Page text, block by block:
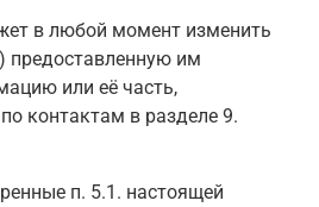
в любой момент изменить
предоставленную им
или её часть,
контактам в разделе 9.
п. 5.1. настоящей